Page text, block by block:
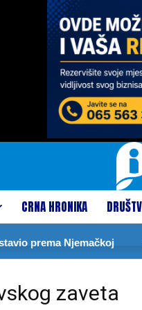
CRNA HRONIKA
prema Njemačkoj
zaveta